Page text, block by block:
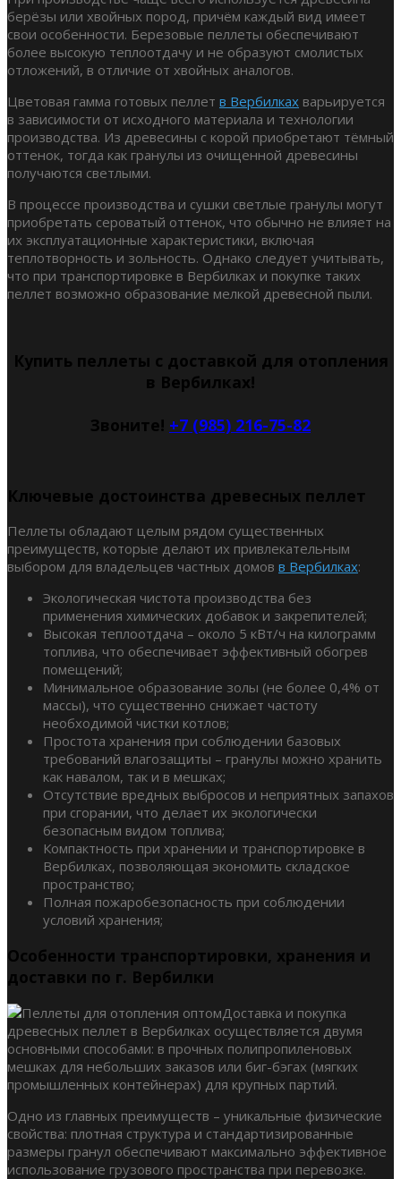
берёзы или хвойных пород, причём каждый вид имеет
свои особенности. Березовые пеллеты обеспечивают
более высокую теплоотдачу и не образуют смолистых
отложений, в отличие от хвойных аналогов.
Цветовая гамма готовых пеллет в Вербилках варьируется
в зависимости от исходного материала и технологии
производства. Из древесины с корой приобретают тёмный
оттенок, тогда как гранулы из очищенной древесины
получаются светлыми.
В процессе производства и сушки светлые гранулы могут
приобретать сероватый оттенок, что обычно не влияет на
их эксплуатационные характеристики, включая
теплотворность и зольность. Однако следует учитывать,
что при транспортировке в Вербилках и покупке таких
пеллет возможно образование мелкой древесной пыли.
Купить пеллеты с доставкой для отопления
в Вербилках!
Звоните! +7 (985) 216-75-82
Ключевые достоинства древесных пеллет
Пеллеты обладают целым рядом существенных
преимуществ, которые делают их привлекательным
выбором для владельцев частных домов в Вербилках:
Экологическая чистота производства без
применения химических добавок и закрепителей;
Высокая теплоотдача – около 5 кВт/ч на килограмм
топлива, что обеспечивает эффективный обогрев
помещений;
Минимальное образование золы (не более 0,4% от
массы), что существенно снижает частоту
необходимой чистки котлов;
Простота хранения при соблюдении базовых
требований влагозащиты – гранулы можно хранить
как навалом, так и в мешках;
Отсутствие вредных выбросов и неприятных запахов
при сгорании, что делает их экологически
безопасным видом топлива;
Компактность при хранении и транспортировке в
Вербилках, позволяющая экономить складское
пространство;
Полная пожаробезопасность при соблюдении
условий хранения;
Особенности транспортировки, хранения и
доставки по г. Вербилки
Доставка и покупка
древесных пеллет в Вербилках осуществляется двумя
основными способами: в прочных полипропиленовых
мешках для небольших заказов или биг-бэгах (мягких
промышленных контейнерах) для крупных партий.
Одно из главных преимуществ – уникальные физические
свойства: плотная структура и стандартизированные
размеры гранул обеспечивают максимально эффективное
использование грузового пространства при перевозке.